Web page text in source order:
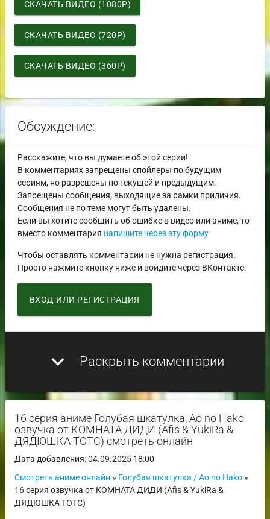
СКАЧАТЬ ВИДЕО (1080P)
СКАЧАТЬ ВИДЕО (720P)
СКАЧАТЬ ВИДЕО (360P)
Обсуждение:
Расскажите, что вы думаете об этой серии!
В комментариях запрещены спойлеры по будущим
сериям, но разрешены по текущей и предыдущим.
Запрещены сообщения, выходящие за рамки приличия.
Сообщения не по теме могут быть удалены.
Если вы хотите сообщить об ошибке в видео или аниме, то
вместо комментария напишите через эту форму
Чтобы оставлять комментарии не нужна регистрация.
Просто нажмите кнопку ниже и войдите через ВКонтакте.
ВХОД ИЛИ РЕГИСТРАЦИЯ
expand_more Раскрыть комментарии
16 серия аниме Голубая шкатулка, Ao no Hako
озвучка от КОМНАТА ДИДИ (Afis & YukiRa &
ДЯДЮШКА ТОТС) смотреть онлайн
Дата добавления: 04.09.2025 18:00
Смотреть аниме онлайн » Голубая шкатулка / Ao no Hako»
16 серия озвучка от КОМНАТА ДИДИ (Afis & YukiRa &
ДЯДЮШКА ТОТС)